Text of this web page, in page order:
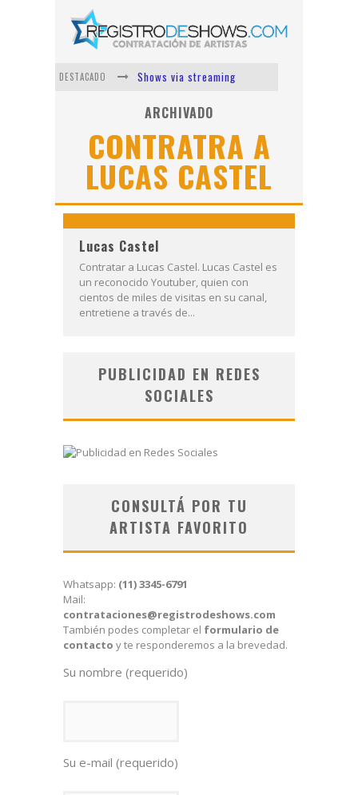
DESTACADO
Shows via streaming
Lit Killah
Nicki Nicole
Duki
Vi Em
ARCHIVADO
CONTRATRA A
LUCAS CASTEL
Lucas Castel
Contratar a Lucas Castel. Lucas Castel es
un reconocido Youtuber, quien con
cientos de miles de visitas en su canal,
entretiene a través de...
PUBLICIDAD EN REDES
SOCIALES
CONSULTÁ POR TU
ARTISTA FAVORITO
Whatsapp: (11) 3345-6791
Mail:
contrataciones@registrodeshows.com
También podes completar el formulario de
contacto y te responderemos a la brevedad.
Su nombre (requerido)
Su e-mail (requerido)